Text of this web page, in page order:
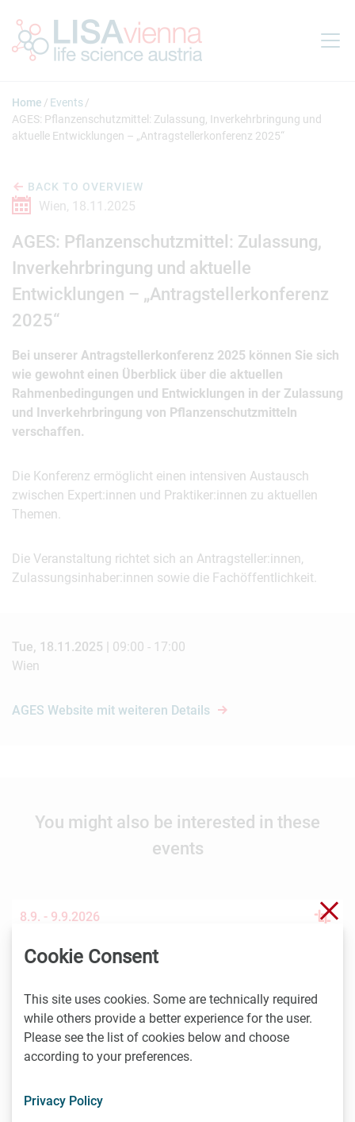
Home
Events
AGES: Pflanzenschutzmittel: Zulassung, Inverkehrbringung und
aktuelle Entwicklungen – „Antragstellerkonferenz 2025“
BACK TO OVERVIEW
Wien, 18.11.2025
AGES: Pflanzenschutzmittel: Zulassung,
Inverkehrbringung und aktuelle
Entwicklungen – „Antragstellerkonferenz
2025“
Bei unserer Antragstellerkonferenz 2025 können Sie sich
wie gewohnt einen Überblick über die aktuellen
Rahmenbedingungen und Entwicklungen in der Zulassung
und Inverkehrbringung von Pflanzenschutzmitteln
verschaffen.
Die Konferenz ermöglicht einen intensiven Austausch
zwischen Expert:innen und Praktiker:innen zu aktuellen
Themen.
Die Veranstaltung richtet sich an Antragsteller:innen,
Zulassungsinhaber:innen sowie die Fachöffentlichkeit.
Tue, 18.11.2025 | 09:00 - 17:00
Wien
AGES Website mit weiteren Details
You might also be interested in these
events
8.9. - 9.9.2026
Nordic Life Science Days 2026: 15% LISA discount
partnering event in the Nordics. NLSDays gathers big
pharma…
9.9. -
11.9.2026
Singapur
Cookie Consent
This site uses cookies. Some are technically required
while others provide a better experience for the user.
Please see the list of cookies below and choose
according to your preferences.
Privacy Policy